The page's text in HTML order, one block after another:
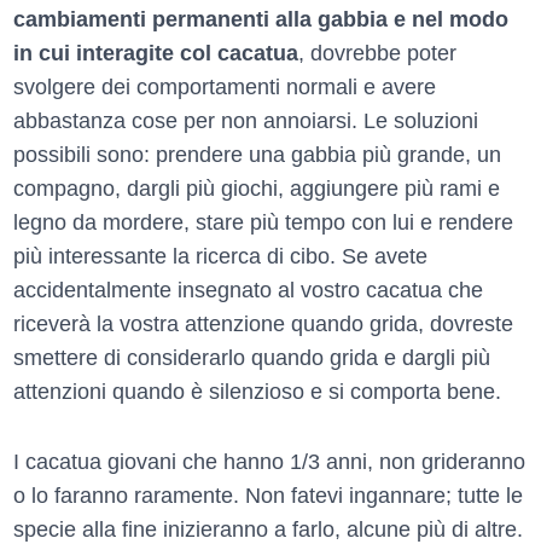
cambiamenti permanenti alla gabbia e nel modo
in cui interagite col cacatua, dovrebbe poter
svolgere dei comportamenti normali e avere
abbastanza cose per non annoiarsi. Le soluzioni
possibili sono: prendere una gabbia più grande, un
compagno, dargli più giochi, aggiungere più rami e
legno da mordere, stare più tempo con lui e rendere
più interessante la ricerca di cibo. Se avete
accidentalmente insegnato al vostro cacatua che
riceverà la vostra attenzione quando grida, dovreste
smettere di considerarlo quando grida e dargli più
attenzioni quando è silenzioso e si comporta bene.
I cacatua giovani che hanno 1/3 anni, non grideranno
o lo faranno raramente. Non fatevi ingannare; tutte le
specie alla fine inizieranno a farlo, alcune più di altre.